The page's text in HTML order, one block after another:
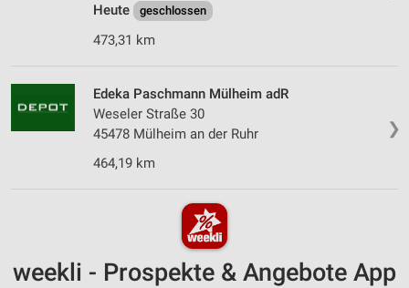
Heute
geschlossen
473,31 km
❯
Edeka Paschmann Mülheim adR
Weseler Straße 30
45478 Mülheim an der Ruhr
464,19 km
weekli - Prospekte & Angebote App